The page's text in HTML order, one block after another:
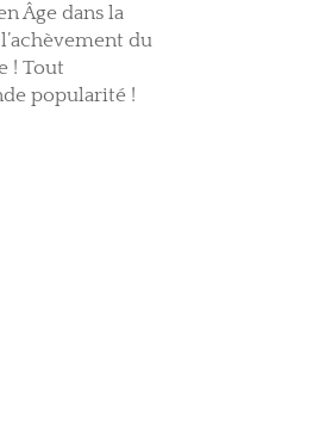
Âge dans la
du
! Tout
popularité !